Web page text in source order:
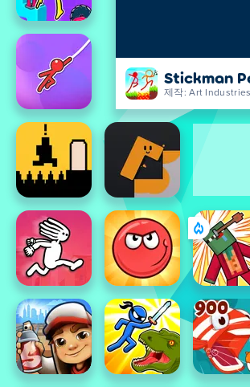
Stickman
제작: Art Industries